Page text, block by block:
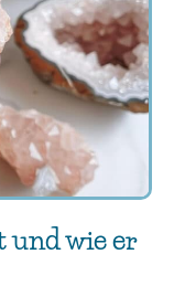
und wie er